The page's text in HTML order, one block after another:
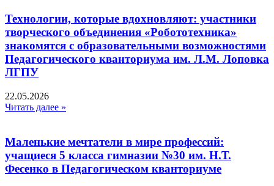
Технологии, которые вдохновляют: участники
творческого объединения «Робототехника»
знакомятся с образовательными возможностями
Педагогического кванториума им. Л.М. Лоповка
ЛГПУ
22.05.2026
Читать далее »
Маленькие мечтатели в мире профессий:
учащиеся 5 класса гимназии №30 им. Н.Т.
Фесенко в Педагогическом кванториуме